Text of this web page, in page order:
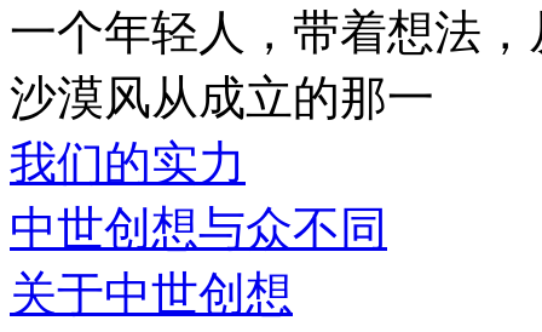
一个年轻人，带着想法
沙漠风从成立的那一
我们的实力
中世创想与众不同
关于中世创想